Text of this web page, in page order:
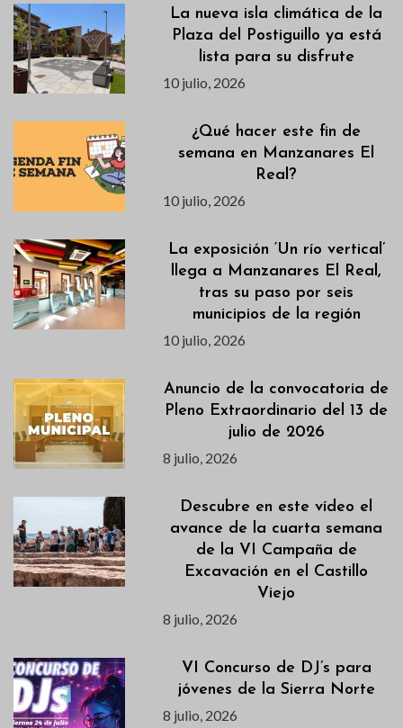
La nueva isla climática de la
Plaza del Postiguillo ya está
lista para su disfrute
10 julio, 2026
¿Qué hacer este fin de
semana en Manzanares El
Real?
10 julio, 2026
La exposición ‘Un río vertical’
llega a Manzanares El Real,
tras su paso por seis
municipios de la región
10 julio, 2026
Anuncio de la convocatoria de
Pleno Extraordinario del 13 de
julio de 2026
8 julio, 2026
Descubre en este vídeo el
avance de la cuarta semana
de la VI Campaña de
Excavación en el Castillo
Viejo
8 julio, 2026
VI Concurso de DJ’s para
jóvenes de la Sierra Norte
8 julio, 2026